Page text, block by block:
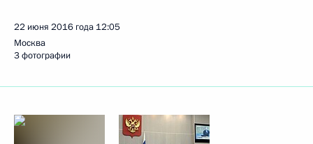
22 июня 2016 года 12:05
Москва
3 фотографии